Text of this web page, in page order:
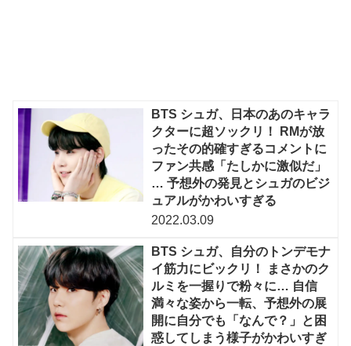
BTS シュガ、日本のあのキャラ
クターに超ソックリ！ RMが放
ったその的確すぎるコメントに
ファン共感「たしかに激似だ」
… 予想外の発見とシュガのビジ
ュアルがかわいすぎる
2022.03.09
BTS シュガ、自分のトンデモナ
イ筋力にビックリ！ まさかのク
ルミを一握りで粉々に… 自信
満々な姿から一転、予想外の展
開に自分でも「なんで？」と困
惑してしまう様子がかわいすぎ